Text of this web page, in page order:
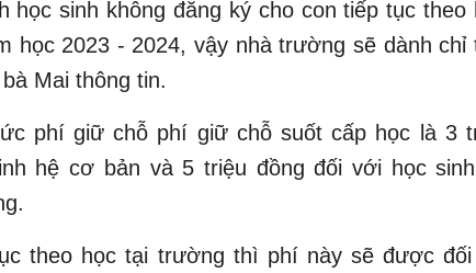
học sinh không đăng ký cho con tiếp tục theo
học 2023 - 2024, vậy nhà trường sẽ dành chỉ
Mai thông tin.
phí giữ chỗ phí giữ chỗ suốt cấp học là 3
hệ cơ bản và 5 triệu đồng đối với học
theo học tại trường thì phí này sẽ được